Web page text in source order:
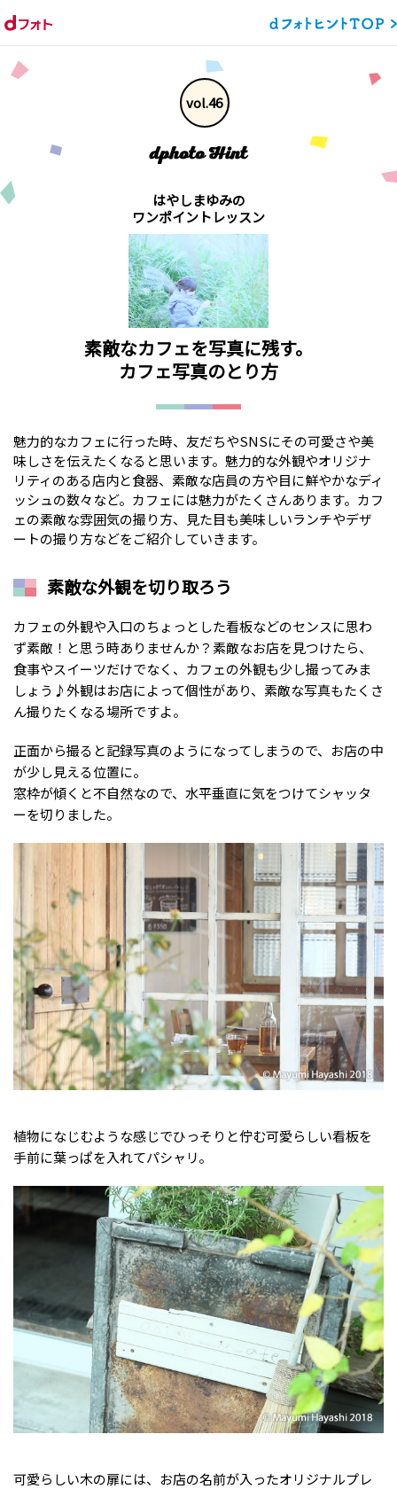
vol.46
はやしまゆみの
ワンポイントレッスン
素敵なカフェを写真に残す。
カフェ写真のとり方
魅力的なカフェに行った時、友だちやSNSにその可愛さや美
味しさを伝えたくなると思います。魅力的な外観やオリジナ
リティのある店内と食器、素敵な店員の方や目に鮮やかなディ
ッシュの数々など。カフェには魅力がたくさんあります。カフ
ェの素敵な雰囲気の撮り方、見た目も美味しいランチやデザ
ートの撮り方などをご紹介していきます。
素敵な外観を切り取ろう
カフェの外観や入口のちょっとした看板などのセンスに思わ
ず素敵！と思う時ありませんか？素敵なお店を見つけたら、
食事やスイーツだけでなく、カフェの外観も少し撮ってみま
しょう♪外観はお店によって個性があり、素敵な写真もたくさ
ん撮りたくなる場所ですよ。
正面から撮ると記録写真のようになってしまうので、お店の中
が少し見える位置に。
窓枠が傾くと不自然なので、水平垂直に気をつけてシャッタ
ーを切りました。
植物になじむような感じでひっそりと佇む可愛らしい看板を
手前に葉っぱを入れてパシャリ。
可愛らしい木の扉には、お店の名前が入ったオリジナルプレ